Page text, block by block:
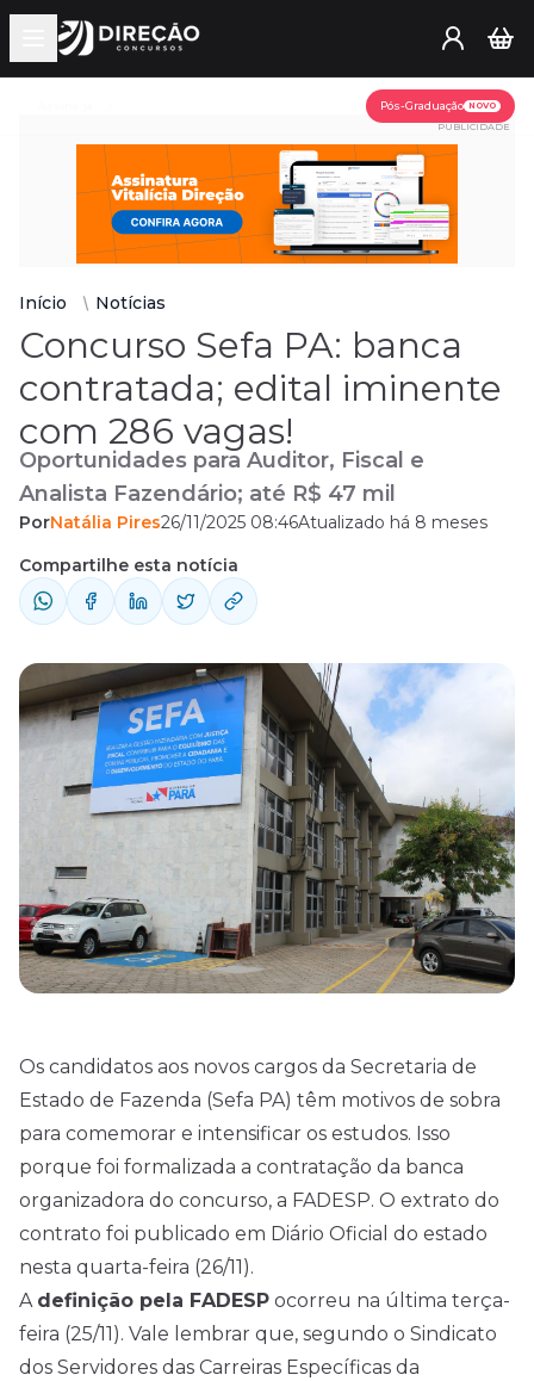
Open main menu
Pós-Graduação NOVO
PUBLICIDADE
Início Notícias
Concurso Sefa PA: banca
contratada; edital iminente
com 286 vagas!
Oportunidades para Auditor, Fiscal e
Analista Fazendário; até R$ 47 mil
PorNatália Pires26/11/2025 08:46Atualizado há 8 meses
Compartilhe esta notícia
Os candidatos aos novos cargos da Secretaria de
Estado de Fazenda (Sefa PA) têm motivos de sobra
para comemorar e intensificar os estudos. Isso
porque foi formalizada a contratação da banca
organizadora do concurso, a FADESP. O extrato do
contrato foi publicado em Diário Oficial do estado
nesta quarta-feira (26/11).
A definição pela FADESP ocorreu na última terça-
feira (25/11). Vale lembrar que, segundo o Sindicato
dos Servidores das Carreiras Específicas da